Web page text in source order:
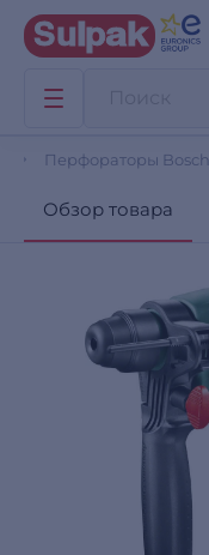
Перфораторы Bosch
Обзор товара